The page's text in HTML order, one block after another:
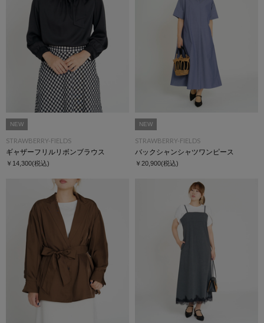
NEW
STRAWBERRY-FIELDS
ギャザーフリルリボンブラウス
￥14,300(税込)
NEW
STRAWBERRY-FIELDS
バックシャンシャツワンピース
￥20,900(税込)